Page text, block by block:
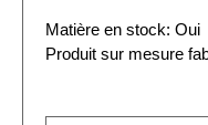
Matière en stock: Oui
Produit sur mesure